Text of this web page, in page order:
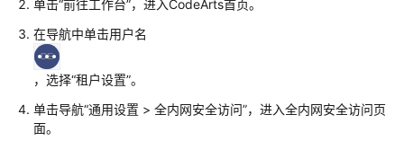
户
指
南
单击“前往工作台”，进入CodeArts首页。
在导航中单击用户名
，选择“租户设置”。
单击导航“通用设置 > 全内网安全访问”，进入全内网安全访问页
面。